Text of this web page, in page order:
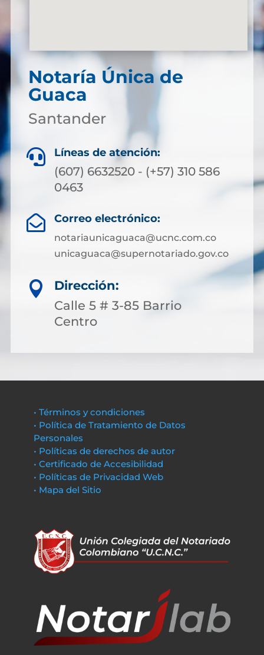
Notaría Única de
Guaca
Santander
 Líneas de atención:
(607) 6632520 - (+57) 310 586
0463
 Correo electrónico:
notariaunicaguaca@ucnc.com.co
unicaguaca@supernotariado.gov.co

Dirección:
Calle 5 # 3-85 Barrio
Centro
• Términos y condiciones
• Política de Tratamiento de Datos
Personales
• Políticas de derechos de autor
• Certificado de Accesibilidad
• Políticas de Privacidad Web
• Mapa del Sitio